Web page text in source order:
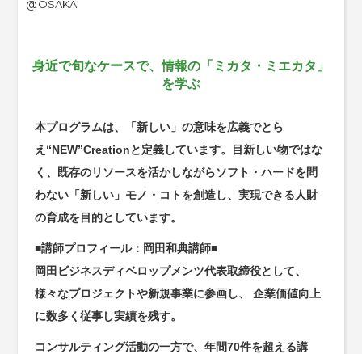
@OSAKA
身近で旬なケースで、情報の「ミカタ・ミエカタ」
を学ぶ
本プログラムは、「新しい」の意味を広義でとら
え“NEW”Creationと定義しています。目新しい物ではな
く、既存のリソースを活かしながらソフト・ハードを問
わない「新しい」モノ・コトを創造し、実現できる人財
の育成を目的としています。
■講師プロフィール：岡田和典講師■
岡田ビジネスディベロップメンツ代表取締役として、
様々なプロジェクトや新規事業に参画し、 企業価値向上
に数多く従事し実績を残す。
コンサルティング活動の一方で、年間70件を超える講